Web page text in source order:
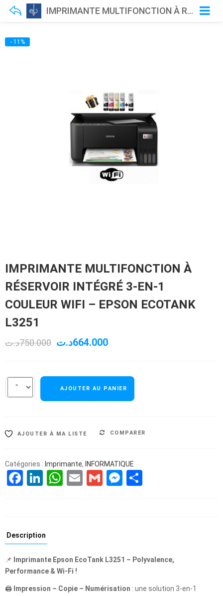
IMPRIMANTE MULTIFONCTION À RÉSERVOIR INTÉGRÉ 3-EN-1 COULEUR WIFI – EPSON ECOTANK L3251
- 11%
IMPRIMANTE MULTIFONCTION À
RÉSERVOIR INTÉGRÉ 3-EN-1
COULEUR WIFI – EPSON ECOTANK
L3251
750.000د.ت
Le
initial
était :
664.000د.ت
Le
actuel
est :
AJOUTER AU PANIER
AJOUTER À MA LISTE COMPARER
Catégories : Imprimante, INFORMATIQUE
Facebook
LinkedIn
WhatsApp
EmailGmailMessenger
Description
📌 Imprimante Epson EcoTank L3251 – Polyvalence,
Performance & Wi-Fi !
🖨️ Impression – Copie – Numérisation : une solution 3-en-1